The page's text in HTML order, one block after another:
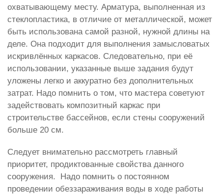
охватывающему месту. Арматура, выполненная из
стеклопластика, в отличие от металлической, может
быть использована самой разной, нужной длины на
деле. Она подходит для выполнения замысловатых
искривлённых каркасов. Следовательно, при её
использовании, указанные выше задания будут
уложены легко и аккуратно без дополнительных
затрат. Надо помнить о том, что мастера советуют
задействовать композитный каркас при
строительстве бассейнов, если стены сооружений
больше 20 см.
Следует внимательно рассмотреть главный
приоритет, продиктованные свойства данного
сооружения. Надо помнить о постоянном
проведении обеззараживания воды в ходе работы